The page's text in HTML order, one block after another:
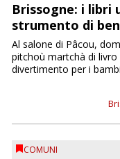
Brissogne: i libri
strumento di
Al salone di Pâcou,
pitchoù martchà di
divertimento per i
COMUNI